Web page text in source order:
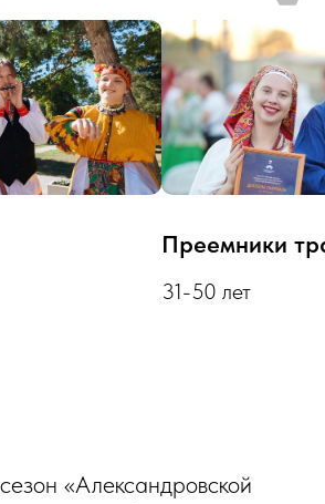
Преемники
31-50 лет
«Александровской